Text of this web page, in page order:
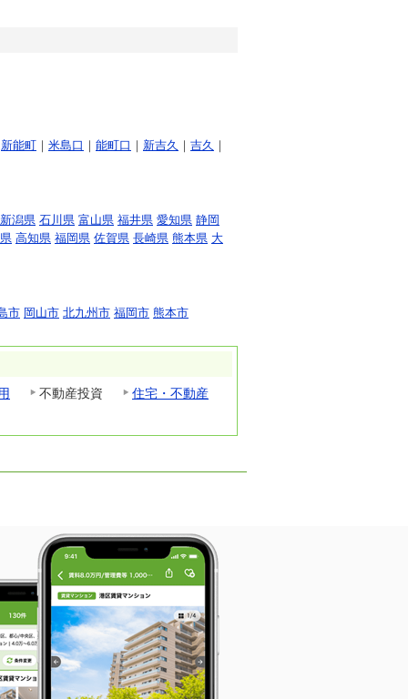
新能町 ｜ 米島口 ｜ 能町口 ｜ 新吉久 ｜ 吉久 ｜
新潟県 石川県 富山県 福井県 愛知県 静岡
高知県 福岡県 佐賀県 長崎県 熊本県 大
市 岡山市 北九州市 福岡市 熊本市
不動産投資 住宅・不動産